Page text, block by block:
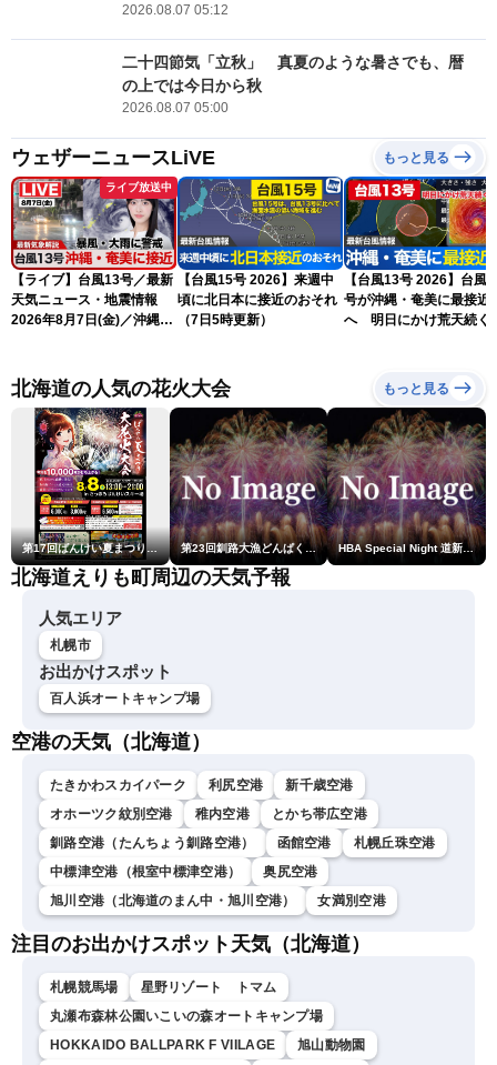
2026.08.07 05:12
二十四節気「立秋」 真夏のような暑さでも、暦
の上では今日から秋
2026.08.07 05:00
ウェザーニュースLiVE もっと見る
ライブ放送中
【ライブ】台風13号／最新
天気ニュース・地震情報
2026年8月7日(金)／沖縄・
スLiVEモーニング・松本真
央／有賀哲夫〉
【台風15号 2026】来週中
頃に北日本に接近のおそれ
（7日5時更新）
【台風13号 2026】台風
号が沖縄・奄美に最接近
へ 明日にかけ荒天続く
北海道の人気の花火大会 もっと見る
第17回ばんけい夏まつり大花火大会 第23回釧路大漁どんぱく花火大会 ～道新・光と音のファンタジー～ HBA Special Night 道新・秋華火（はなび）
北海道えりも町周辺の天気予報
人気エリア
札幌市
お出かけスポット
百人浜オートキャンプ場
空港の天気（北海道）
たきかわスカイパーク 利尻空港
新千歳空港
オホーツク紋別空港
稚内空港
とかち帯広空港
釧路空港（たんちょう釧路空港）
函館空港
札幌丘珠空港
中標津空港（根室中標津空港）
奥尻空港
旭川空港（北海道のまん中・旭川空港）
女満別空港
注目のお出かけスポット天気（北海道）
札幌競馬場
星野リゾート トマム
丸瀬布森林公園いこいの森オートキャンプ場
HOKKAIDO BALLPARK F VIILAGE
旭山動物園